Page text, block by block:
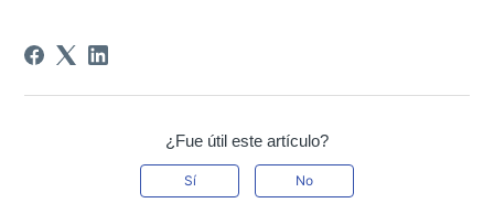
¿Fue útil este artículo?
Sí No